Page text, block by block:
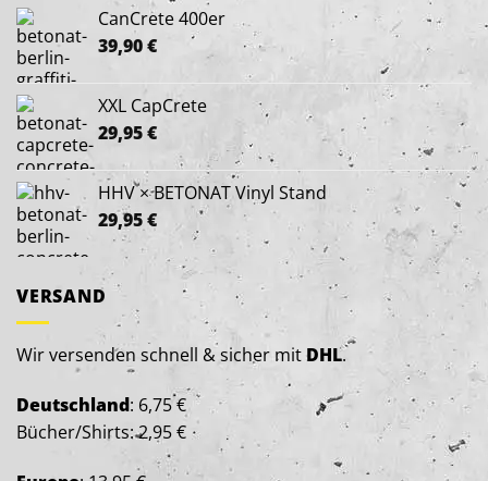
CanCrete 400er
39,90€
XXL CapCrete
29,95€
HHV × BETONAT Vinyl Stand
29,95€
VERSAND
Wir versenden schnell & sicher mitDHL.
Deutschland: 6,75 €
Bücher/Shirts: 2,95 €